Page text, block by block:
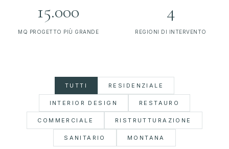
15.000
MQ PROGETTO PIÙ GRANDE
4
REGIONI DI INTERVENTO
TUTTI RESIDENZIALE
INTERIOR DESIGN RESTAURO
COMMERCIALE RISTRUTTURAZIONE
SANITARIO MONTANA